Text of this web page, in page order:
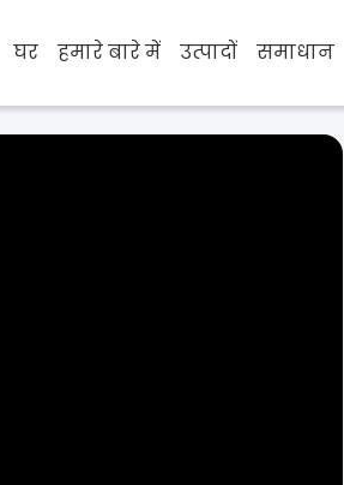
घर हमारे बारे में उत्पादों समाधान